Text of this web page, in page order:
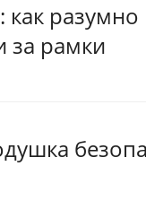
за рамки